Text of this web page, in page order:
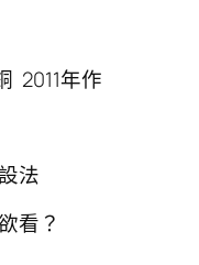
2011年作
法
看？